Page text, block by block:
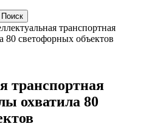
транспортная
80 светофорных объектов
транспортная
охватила 80